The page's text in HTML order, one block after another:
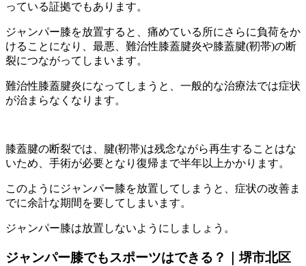
っている証拠でもあります。
ジャンパー膝を放置すると、痛めている所にさらに負荷をか
けることになり、最悪、難治性膝蓋腱炎や膝蓋腱(靭帯)の断
裂につながってしまいます。
難治性膝蓋腱炎になってしまうと、一般的な治療法では症状
が治まらなくなります。
膝蓋腱の断裂では、腱(靭帯)は残念ながら再生することはな
いため、手術が必要となり復帰まで半年以上かかります。
このようにジャンパー膝を放置してしまうと、症状の改善ま
でに余計な期間を要してしまいます。
ジャンパー膝は放置しないようにしましょう。
ジャンパー膝でもスポーツはできる？｜堺市北区